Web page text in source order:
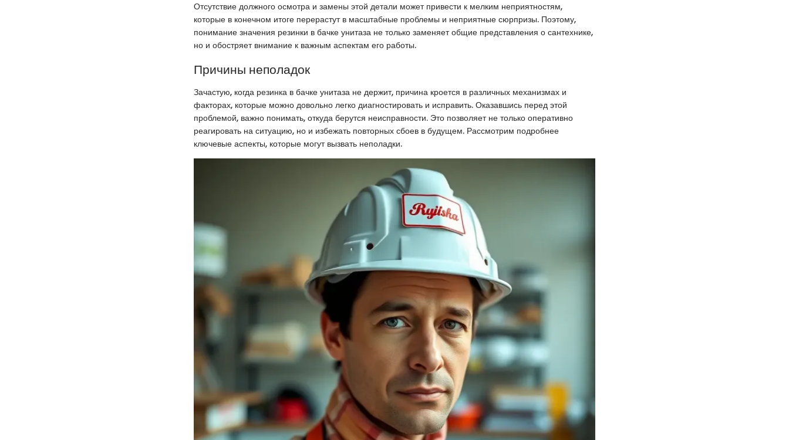
Отсутствие должного осмотра и замены этой детали может привести к мелким неприятностям,
которые в конечном итоге перерастут в масштабные проблемы и неприятные сюрпризы. Поэтому,
понимание значения резинки в бачке унитаза не только заменяет общие представления о сантехнике,
но и обостряет внимание к важным аспектам его работы.
Причины неполадок
Зачастую, когда резинка в бачке унитаза не держит, причина кроется в различных механизмах и
факторах, которые можно довольно легко диагностировать и исправить. Оказавшись перед этой
проблемой, важно понимать, откуда берутся неисправности. Это позволяет не только оперативно
реагировать на ситуацию, но и избежать повторных сбоев в будущем. Рассмотрим подробнее
ключевые аспекты, которые могут вызвать неполадки.